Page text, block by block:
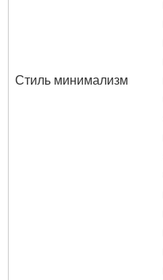
Стиль минимализм